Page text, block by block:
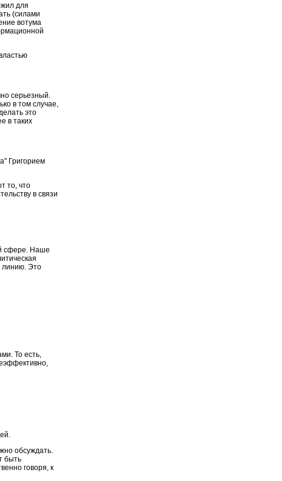
для
(силами
вотума
серьезный.
в том случае,
это
в таких
Григорием
то, что
в связи
сфере. Наше
линию. Это
То есть,
обсуждать.
быть
говоря, к